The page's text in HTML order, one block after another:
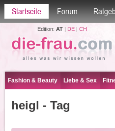
Startseite Forum
Edition: AT| DE| CH
Fashion & Beauty Liebe & Sex
heigl - Tag